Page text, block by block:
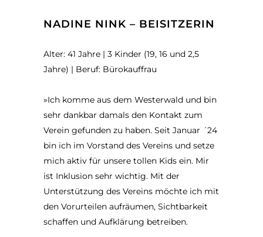
NADINE NINK – BEISITZERIN
Alter: 41 Jahre | 3 Kinder (19, 16 und 2,5
Jahre) | Beruf: Bürokauffrau
»Ich komme aus dem Westerwald und bin
sehr dankbar damals den Kontakt zum
Verein gefunden zu haben. Seit Januar ´24
bin ich im Vorstand des Vereins und setze
mich aktiv für unsere tollen Kids ein. Mir
ist Inklusion sehr wichtig. Mit der
Unterstützung des Vereins möchte ich mit
den Vorurteilen aufräumen, Sichtbarkeit
schaffen und Aufklärung betreiben.